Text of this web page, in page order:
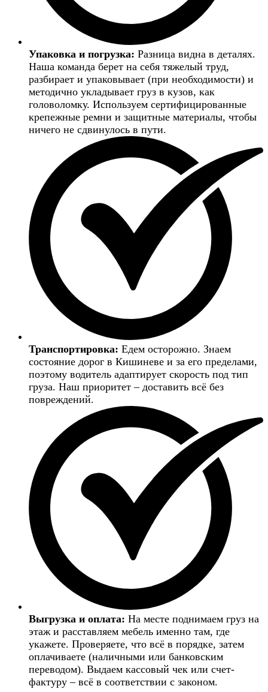
Упаковка и погрузка: Разница видна в деталях.
Наша команда берет на себя тяжелый труд,
разбирает и упаковывает (при необходимости) и
методично укладывает груз в кузов, как
головоломку. Используем сертифицированные
крепежные ремни и защитные материалы, чтобы
ничего не сдвинулось в пути.
Транспортировка: Едем осторожно. Знаем
состояние дорог в Кишиневе и за его пределами,
поэтому водитель адаптирует скорость под тип
груза. Наш приоритет – доставить всё без
повреждений.
Выгрузка и оплата: На месте поднимаем груз на
этаж и расставляем мебель именно там, где
укажете. Проверяете, что всё в порядке, затем
оплачиваете (наличными или банковским
переводом). Выдаем кассовый чек или счет-
фактуру – всё в соответствии с законом.